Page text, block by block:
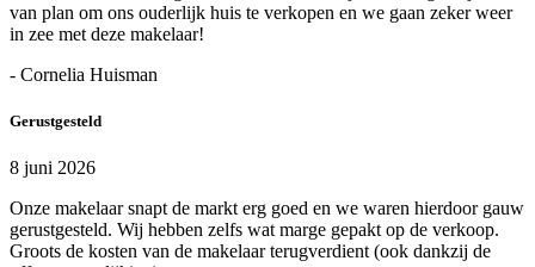
van plan om ons ouderlijk huis te verkopen en we gaan zeker weer
in zee met deze makelaar!
- Cornelia Huisman
Gerustgesteld
8 juni 2026
Onze makelaar snapt de markt erg goed en we waren hierdoor gauw
gerustgesteld. Wij hebben zelfs wat marge gepakt op de verkoop.
Groots de kosten van de makelaar terugverdient (ook dankzij de